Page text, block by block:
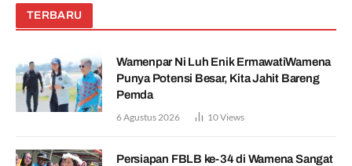
TERBARU
Wamenpar Ni Luh Enik ErmawatiWamena
Punya Potensi Besar, Kita Jahit Bareng
Pemda
6 Agustus 2026 10Views
Persiapan FBLB ke-34 di Wamena Sangat